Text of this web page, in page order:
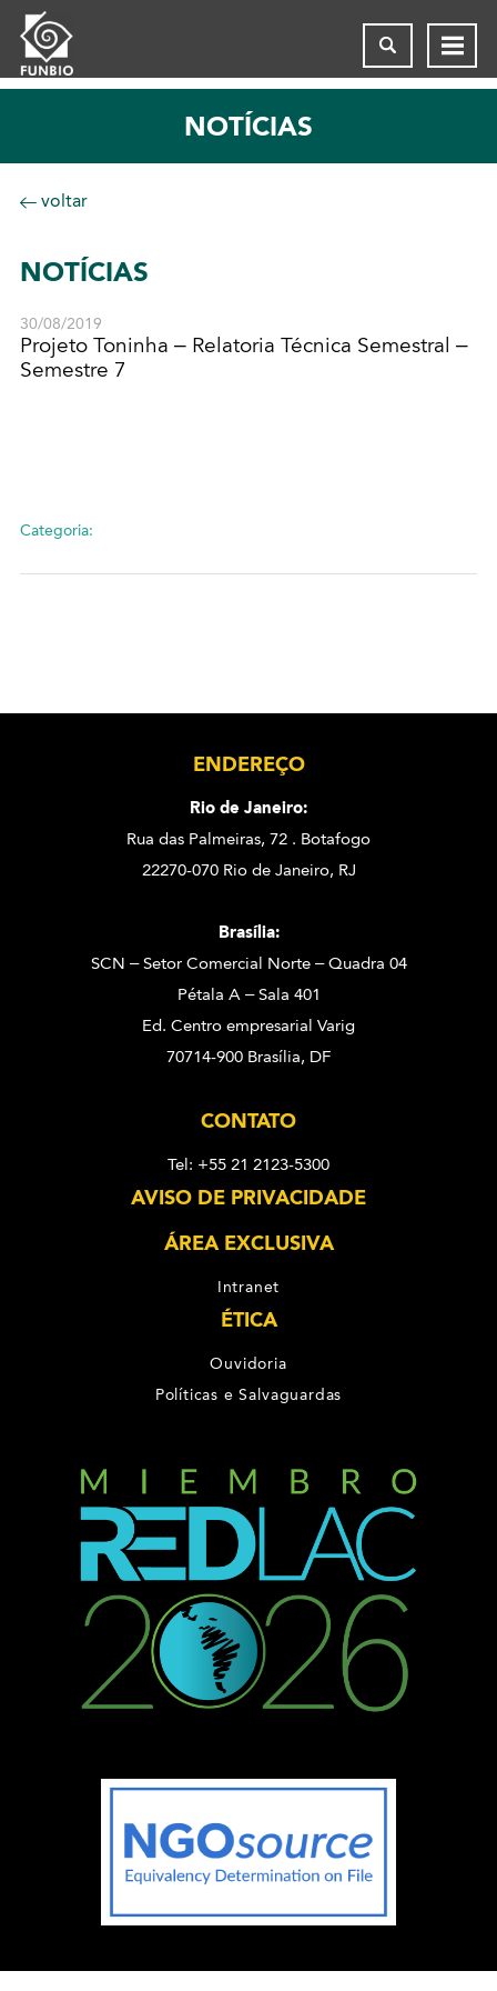
NOTÍCIAS
voltar
NOTÍCIAS
30/08/2019
Projeto Toninha – Relatoria Técnica Semestral –
Semestre 7
Categoria:
ENDEREÇO
Rio de Janeiro:
Rua das Palmeiras, 72 . Botafogo
22270-070 Rio de Janeiro, RJ
Brasília:
SCN – Setor Comercial Norte – Quadra 04
Pétala A – Sala 401
Ed. Centro empresarial Varig
70714-900 Brasília, DF
CONTATO
Tel: +55 21 2123-5300
AVISO DE PRIVACIDADE
ÁREA EXCLUSIVA
Intranet
ÉTICA
Ouvidoria
Políticas e Salvaguardas